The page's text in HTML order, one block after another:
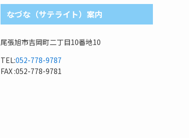
なづな（サテライト）案内
尾張旭市吉岡町二丁目10番地10
TEL:052-778-9787
FAX :052-778-9781